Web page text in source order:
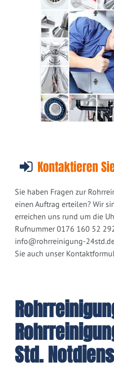
Kontaktieren
Sie haben Fragen zur
einen Auftrag erteilen? Wir
erreichen uns rund um die
Rufnummer 0176 160 52
info@rohrreinigung-
Sie auch unser
Std.